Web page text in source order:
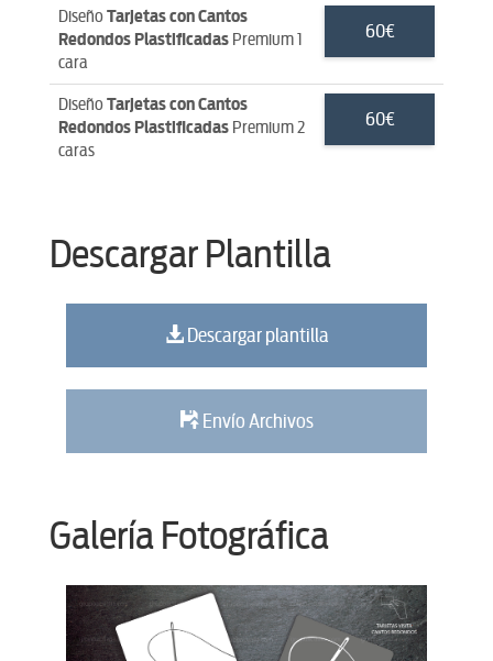
DiseñoTarjetas con Cantos
Redondos Plastificadas Premium 1
cara
60€
DiseñoTarjetas con Cantos
Redondos Plastificadas Premium 2
caras
60€
Descargar Plantilla
Descargar plantilla
Envío Archivos
Galería Fotográfica